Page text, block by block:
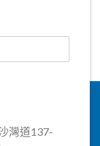
灣道137-